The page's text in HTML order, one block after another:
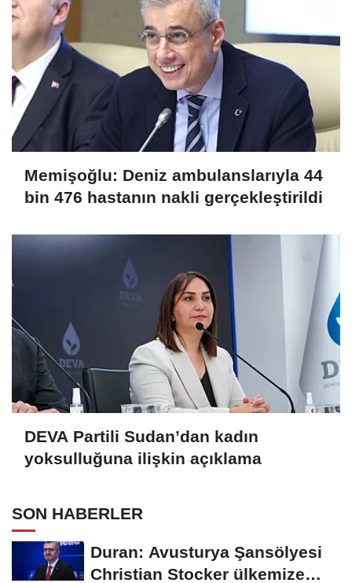
Memişoğlu: Deniz ambulanslarıyla 44
bin 476 hastanın nakli gerçekleştirildi
DEVA Partili Sudan’dan kadın
yoksulluğuna ilişkin açıklama
SON HABERLER
Duran: Avusturya Şansölyesi
Christian Stocker ülkemize